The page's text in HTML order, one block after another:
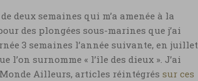
deux semaines qui m’a amenée à la
des plongées sous-marines que j’ai
3 semaines l’année suivante, en juillet
l’on surnomme « l’île des dieux ». J’ai
Ailleurs, articles réintégrés sur ces